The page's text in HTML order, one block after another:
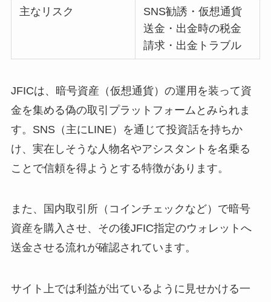
主なリスク
SNS勧誘・仮想通貨
送金・出金時の税金
請求・出金トラブル
JFICは、暗号資産（仮想通貨）の運用を装って資
金を集める偽の取引プラットフォームとみられま
す。SNS（主にLINE）を通じて投資話を持ちか
け、実在しそうな人物名やアシスタントを名乗る
ことで信頼を得ようとする特徴があります。
また、国内取引所（コインチェックなど）で暗号
資産を購入させ、その後JFIC指定のウォレットへ
送金させる流れが確認されています。
サイト上では利益が出ているように見せかける一